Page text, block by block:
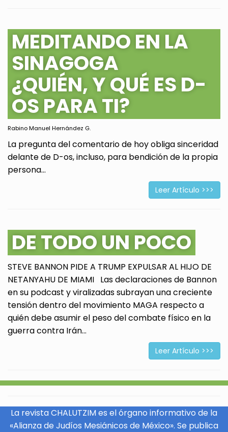
MEDITANDO EN LA
SINAGOGA
¿QUIÉN, Y QUÉ ES D-
OS PARA TI?
Rabino Manuel Hernández G.
La pregunta del comentario de hoy obliga sinceridad
delante de D-os, incluso, para bendición de la propia
persona...
Leer Artículo >>>
DE TODO UN POCO
STEVE BANNON PIDE A TRUMP EXPULSAR AL HIJO DE
NETANYAHU DE MIAMI Las declaraciones de Bannon
en su podcast y viralizadas subrayan una creciente
tensión dentro del movimiento MAGA respecto a
quién debe asumir el peso del combate físico en la
guerra contra Irán...
Leer Artículo >>>
La revista CHALUTZIM es el órgano informativo de la
«Alianza de Judíos Mesiánicos de México». Se publica